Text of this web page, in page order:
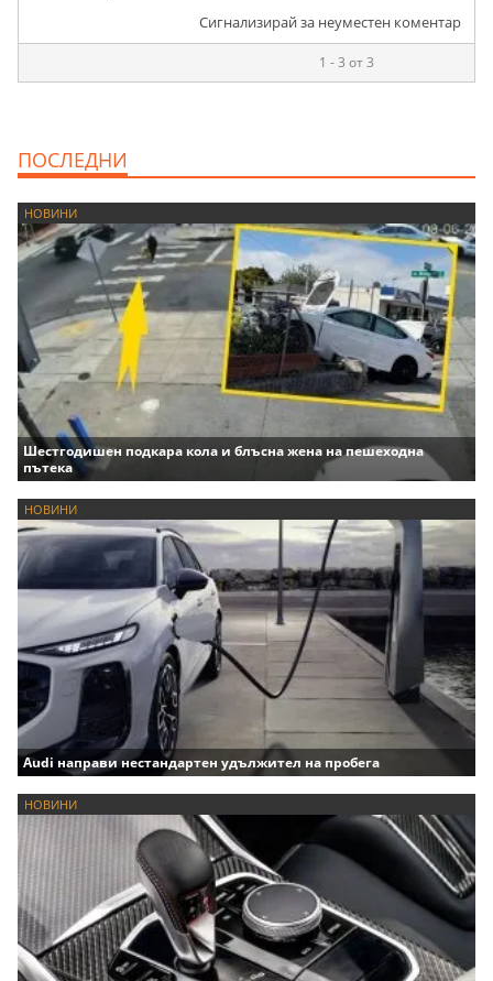
Сигнализирай за неуместен коментар
1 - 3 от 3
ПОСЛЕДНИ
НОВИНИ
Шестгодишен подкара кола и блъсна жена на пешеходна
пътека
НОВИНИ
Audi направи нестандартен удължител на пробега
НОВИНИ